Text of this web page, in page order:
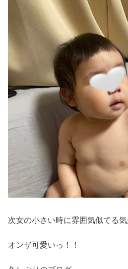
次女の小さい時に雰囲気似てる気
オンザ可愛いっ！！